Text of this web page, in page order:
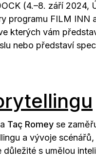
(4.–8. září 2024,
programu FILM INN
kterých vám
nebo představí
a Taç Romey se
a vývoje
důležité s umělou